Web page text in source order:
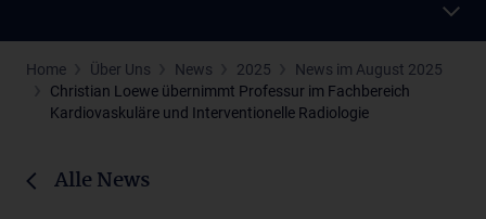
Home Über Uns News 2025
News im August 2025
Christian Loewe übernimmt Professur im Fachbereich
Kardiovaskuläre und Interventionelle Radiologie
Alle News